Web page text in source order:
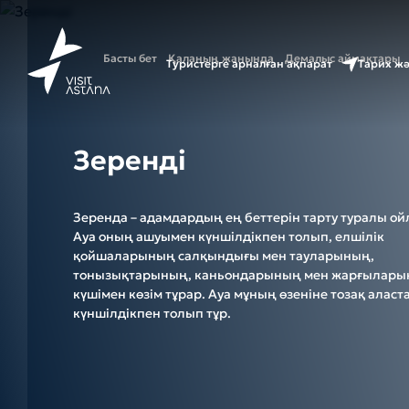
Туристерге арналған ақпарат Тарих
Басты бет Қаланың жанында Демалыс аймақтары
Зеренді
Зеренда – адамдардың ең беттерін тарту туралы
Ауа оның ашуымен күншілдікпен толып, елшілік
қойшаларының салқындығы мен тауларының,
тонызықтарының, каньондарының мен
күшімен көзім тұрар. Ауа мұның өзеніне тозақ
күншілдікпен толып тұр.